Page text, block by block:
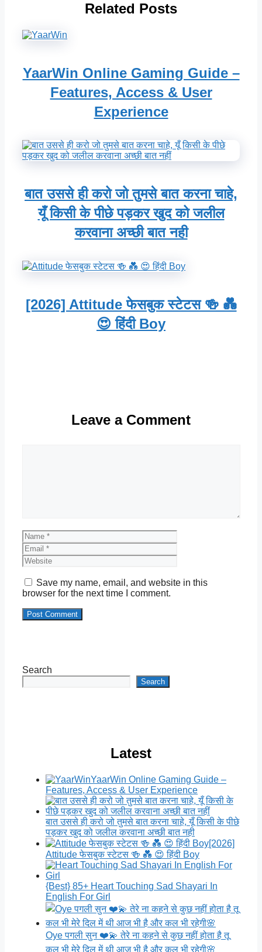
Related Posts
YaarWin Online Gaming Guide –
Features, Access & User
Experience
बात उससे ही करो जो तुमसे बात करना चाहे,
यूँ किसी के पीछे पड़कर खुद को जलील
करवाना अच्छी बात नही
[2026] Attitude फेसबुक स्टेटस 🍻 💑
😍 हिंदी Boy
Leave a Comment
Name
Save my name, email, and website in this
browser for the next time I comment.
Search
Search
Latest
YaarWin Online Gaming Guide –
Features, Access & User Experience
बात उससे ही करो जो तुमसे बात करना चाहे, यूँ किसी के पीछे
पड़कर खुद को जलील करवाना अच्छी बात नही
[2026]
Attitude फेसबुक स्टेटस 🍻 💑 😍 हिंदी Boy
{Best} 85+ Heart Touching Sad Shayari In
English For Girl
Oye पगली सुन ❤️💫 तेरे ना कहने से कुछ नहीं होता है तू
कल भी मेरे दिल में थी आज भी है और कल भी रहेगी🌸